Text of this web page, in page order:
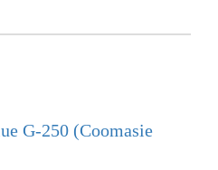
G-250 (Coomasie